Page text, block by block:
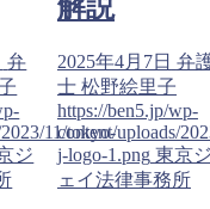
弁
11/tokyo-
ジ
解説
2025年4月7日 弁
士 松野絵里子
https://ben5.jp/wp-
content/uploads/
j-logo-1.png 東京ジ
ェイ法律事務所